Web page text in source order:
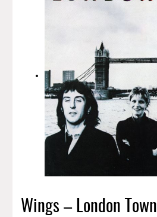
Wings – London Town